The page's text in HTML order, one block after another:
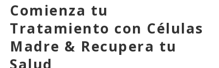
Comienza tu
Tratamiento con Células
Madre & Recupera tu
Salud